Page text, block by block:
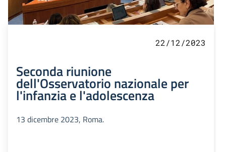
22/12/2023
Seconda riunione
dell'Osservatorio nazionale per
l'infanzia e l'adolescenza
13 dicembre 2023, Roma.